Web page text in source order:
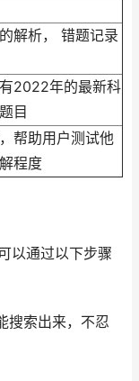
解析， 错题记录
2022年的最新科
目
帮助用户测试他
程度
以通过以下步骤
搜索出来，不忍